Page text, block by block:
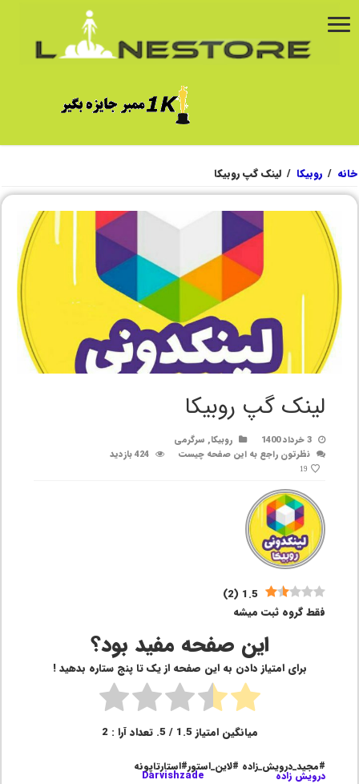
خانه / روبیکا / لینک گپ روبیکا
لینک گپ روبیکا
3 خرداد 1400 روبیکا, سرگرمی
نظرتون راجع به این صفحه چیست
424 بازدید
19
1.5
(
2
)
فقط گروه ثبت میشه
این صفحه مفید بود؟
برای امتیاز دادن به این صفحه از یک تا پنج ستاره بدهید !
میانگین امتیاز 1.5 / 5. تعداد آرا : 2
#مجید_درویش_زاده #لاین_استور#استارتاپونه
درویش زاده Darvishzade